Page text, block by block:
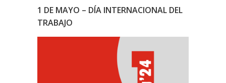
1 DE MAYO – DÍA INTERNACIONAL DEL
TRABAJO